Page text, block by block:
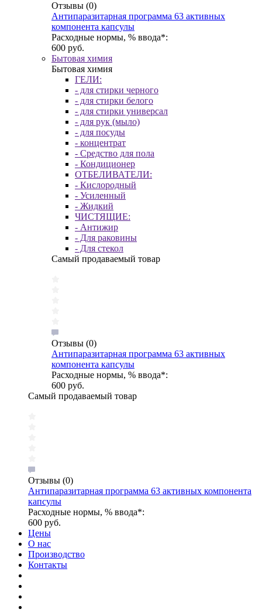
Отзывы (0)
Антипаразитарная программа 63 активных
компонента капсулы
Расходные нормы, % ввода*:
600 руб.
Бытовая химия
Бытовая химия
ГЕЛИ:
- для стирки черного
- для стирки белого
- для стирки универсал
- для рук (мыло)
- для посуды
- концентрат
- Средство для пола
- Кондиционер
ОТБЕЛИВАТЕЛИ:
- Кислородный
- Усиленный
- Жидкий
ЧИСТЯЩИЕ:
- Антижир
- Для раковины
- Для стекол
Самый продаваемый товар
Отзывы (0)
Антипаразитарная программа 63 активных
компонента капсулы
Расходные нормы, % ввода*:
600 руб.
Самый продаваемый товар
Отзывы (0)
Антипаразитарная программа 63 активных компонента
капсулы
Расходные нормы, % ввода*:
600 руб.
Цены
О нас
Производство
Контакты